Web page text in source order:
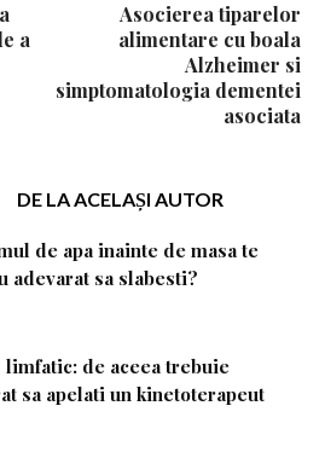
a
Asocierea tiparelor
alimentare cu boala
Alzheimer si
simptomatologia dementei
asociata
DE LA ACELAȘI AUTOR
de apa inainte de masa te
adevarat sa slabesti?
limfatic: de aceea trebuie
sa apelati un kinetoterapeut